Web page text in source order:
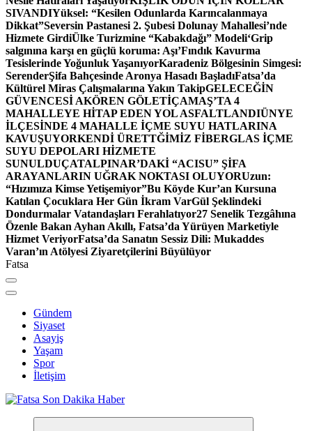
SIVANDIYüksel: “Kesilen Odunlarda Karıncalanmaya
Dikkat”Seversin Pastanesi 2. Şubesi Dolunay Mahallesi’nde
Hizmete GirdiÜlke Turizmine “Kabakdağı” Modeli‘Grip
salgınına karşı en güçlü koruma: Aşı’Fındık Kavurma
Tesislerinde Yoğunluk YaşanıyorKaradeniz Bölgesinin Simgesi:
SerenderŞifa Bahçesinde Aronya Hasadı BaşladıFatsa’da
Kültürel Miras Çalışmalarına Yakın TakipGELECEĞİN
GÜVENCESİ AKÖREN GÖLETİÇAMAŞ’TA 4
MAHALLEYE HİTAP EDEN YOL ASFALTLANDIÜNYE
İLÇESİNDE 4 MAHALLE İÇME SUYU HATLARINA
KAVUŞUYORKENDİ ÜRETTĞİMİZ FİBERGLAS İÇME
SUYU DEPOLARI HİZMETE
SUNULDUÇATALPINAR’DAKİ “ACISU” ŞİFA
ARAYANLARIN UĞRAK NOKTASI OLUYORUzun:
“Hızımıza Kimse Yetişemiyor”Bu Köyde Kur’an Kursuna
Katılan Çocuklara Her Gün İkram VarGül Şeklindeki
Dondurmalar Vatandaşları Ferahlatıyor27 Senelik Tezgâhına
Özenle Bakan Ayhan Akıllı, Fatsa’da Yürüyen Marketiyle
Hizmet VeriyorFatsa’da Sanatın Sessiz Dili: Mukaddes
Varan’ın Atölyesi Ziyaretçilerini Büyülüyor
Fatsa
Gündem
Siyaset
Asayiş
Yaşam
Spor
İletişim